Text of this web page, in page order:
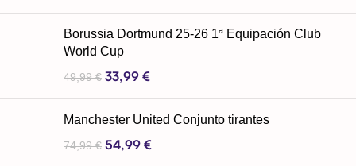
Borussia Dortmund 25-26 1ª Equipación Club
World Cup
49,99€ 33,99 €
Manchester United Conjunto tirantes
74,99€ 54,99 €